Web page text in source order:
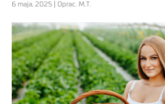
6 maja, 2025 | Oprac. M.T.